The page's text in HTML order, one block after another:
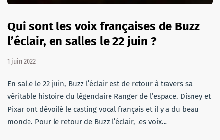
Qui sont les voix françaises de Buzz
l’éclair, en salles le 22 juin ?
1 juin 2022
En salle le 22 juin, Buzz l’éclair est de retour à travers sa
véritable histoire du légendaire Ranger de l’espace. Disney et
Pixar ont dévoilé le casting vocal français et il y a du beau
monde. Pour le retour de Buzz l’éclair, les voix…